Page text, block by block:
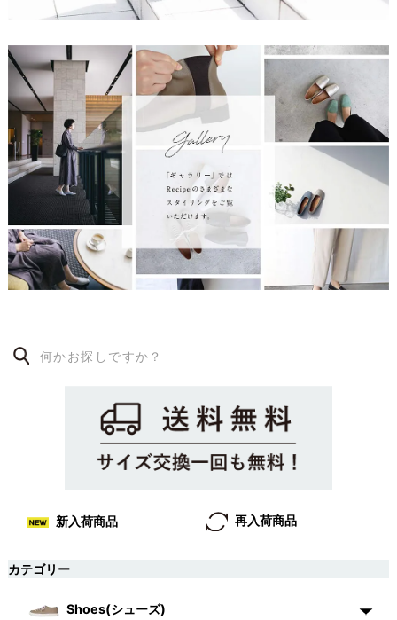
新入荷商品 再入荷商品
カテゴリー
Shoes(シューズ)